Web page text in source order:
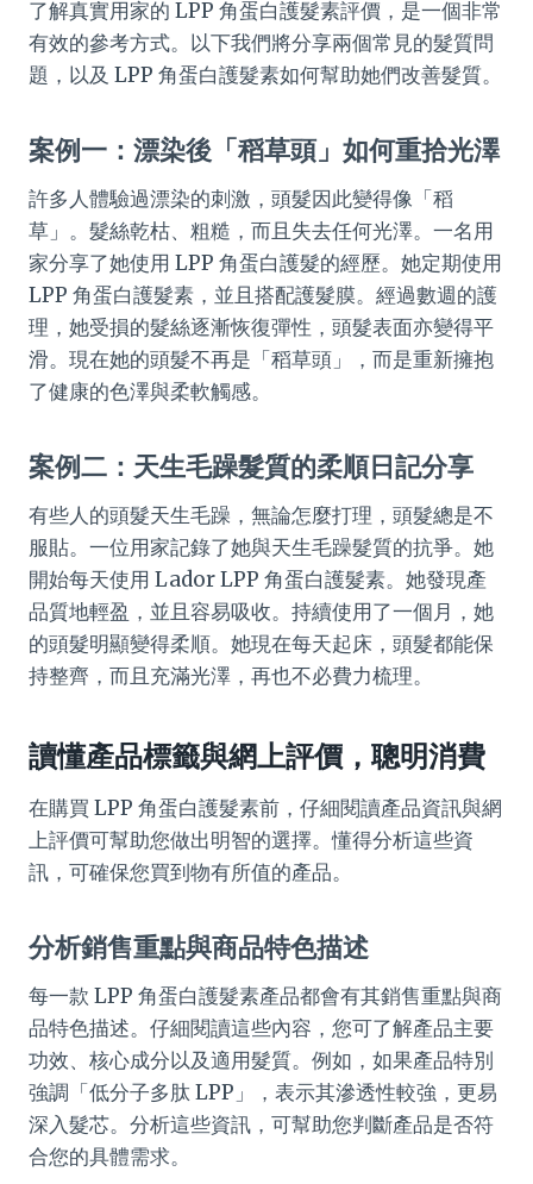
了解真實用家的 LPP 角蛋白護髮素評價，是一個非常
有效的參考方式。以下我們將分享兩個常見的髮質問
題，以及 LPP 角蛋白護髮素如何幫助她們改善髮質。
案例一：漂染後「稻草頭」如何重拾光澤
許多人體驗過漂染的刺激，頭髮因此變得像「稻
草」。髮絲乾枯、粗糙，而且失去任何光澤。一名用
家分享了她使用 LPP 角蛋白護髮的經歷。她定期使用
LPP 角蛋白護髮素，並且搭配護髮膜。經過數週的護
理，她受損的髮絲逐漸恢復彈性，頭髮表面亦變得平
滑。現在她的頭髮不再是「稻草頭」，而是重新擁抱
了健康的色澤與柔軟觸感。
案例二：天生毛躁髮質的柔順日記分享
有些人的頭髮天生毛躁，無論怎麼打理，頭髮總是不
服貼。一位用家記錄了她與天生毛躁髮質的抗爭。她
開始每天使用 Lador LPP 角蛋白護髮素。她發現產
品質地輕盈，並且容易吸收。持續使用了一個月，她
的頭髮明顯變得柔順。她現在每天起床，頭髮都能保
持整齊，而且充滿光澤，再也不必費力梳理。
讀懂產品標籤與網上評價，聰明消費
在購買 LPP 角蛋白護髮素前，仔細閱讀產品資訊與網
上評價可幫助您做出明智的選擇。懂得分析這些資
訊，可確保您買到物有所值的產品。
分析銷售重點與商品特色描述
每一款 LPP 角蛋白護髮素產品都會有其銷售重點與商
品特色描述。仔細閱讀這些內容，您可了解產品主要
功效、核心成分以及適用髮質。例如，如果產品特別
強調「低分子多肽 LPP」，表示其滲透性較強，更易
深入髮芯。分析這些資訊，可幫助您判斷產品是否符
合您的具體需求。